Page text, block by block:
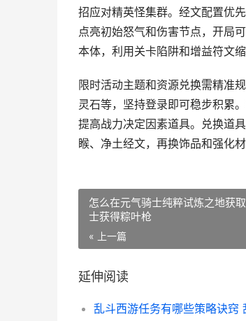
招应对精英怪集群。经文配置优
点亮初始怒气和伤害节点，开局
本体，利用关卡陷阱和增益符文缩
限时活动主题和资源兑换需精准
灵石等，坚持登录即可稳步积累
提高战力决定因素道具。兑换道
睺、净土经文，再换饰品和强化
怎么在元气骑士纯粹试炼之地获
士获得粽叶枪
« 上一篇
延伸阅读